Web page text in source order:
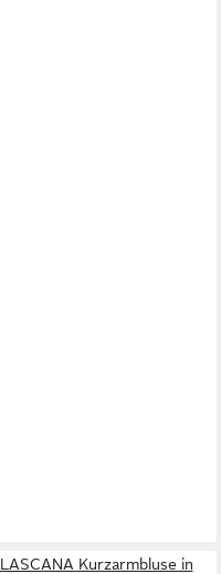
LASCANA Kurzarmbluse in